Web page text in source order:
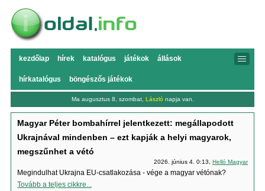
kezdőlap hírek katalógus játékok állások
hírkatalógus böngészős játékok
Ma augusztus 8, szombat, László napja van.
Magyar Péter bombahírrel jelentkezett: megállapodott
Ukrajnával mindenben – ezt kapják a helyi magyarok,
megszűnhet a vétó
2026. június 4. 0:13,Helló Magyar
Megindulhat Ukrajna EU-csatlakozása - vége a magyar vétónak?
Tovább a teljes cikkre...